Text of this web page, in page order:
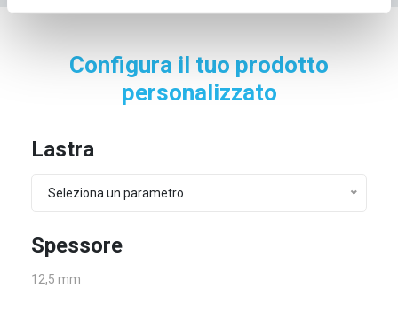
Configura il tuo prodotto
personalizzato
Lastra
Seleziona un parametro
Spessore
12,5 mm